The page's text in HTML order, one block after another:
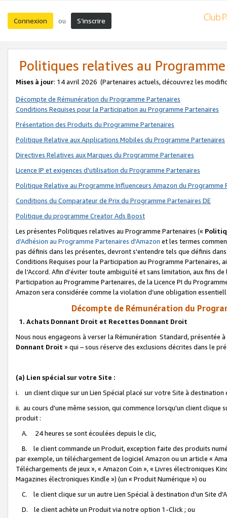
Connexion ou S’inscrire
Politiques relatives au
Mises à jour: 14 avril 2026 (Partenaires actuels, découvrez les
Décompte de Rémunération du Programme Partenaires
Conditions Requises pour la Participation au Programme Partenaires
Présentation des Produits du Programme Partenaires
Politique Relative aux Applications Mobiles du Programme Partenaires
Directives Relatives aux Marques du Programme Partenaires
Licence IP et exigences d'utilisation du Programme Partenaires
Politique Relative au Programme Influenceurs Amazon du Programme
Conditions du Comparateur de Prix du Programme Partenaires DE
Politique du programme Creator Ads Boost
Les présentes Politiques relatives au Programme Partenaires («
d’Adhésion au Programme Partenaires d'Amazon et les termes
pas définis dans les présentes, devront s'entendre tels que définis
Conditions Requises pour la Participation au Programme Partenaires,
de l'Accord. Afin d’éviter toute ambiguïté et sans limitation, aux fins
Participation au Programme Partenaires, de la Licence PI du
Amazon sera considérée comme la violation d’une obligation
Décompte de Rémunération du
1. Achats Donnant Droit et Recettes Donnant Droit
Nous nous engageons à verser la Rémunération Standard, présentée
Donnant Droit » qui – sous réserve des exclusions décrites dans le
(a) Lien spécial sur votre Site :
i. un client clique sur un Lien Spécial placé sur votre Site à destination
ii. au cours d'une même session, qui commence lorsqu'un client
produit :
A. 24 heures se sont écoulées depuis le clic,
B. le client commande un Produit, exception faite des produits
par exemple, un téléchargement de logiciel Amazon ou un article «
Téléchargements de jeux », « Amazon Coin », « Livres électroniques
Magazines électroniques Kindle ») (un « Produit Numérique ») ou
C. le client clique sur un autre Lien Spécial à destination d'un Site
D. le client achète un Produit via notre option 1-Click ; ou